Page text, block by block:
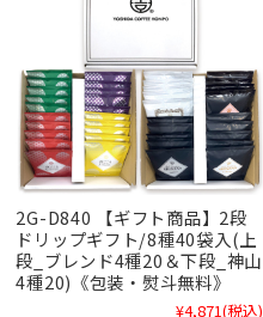
2G-D840 【ギフト商品】2段
ドリップギフト/8種40袋入(上
段_ブレンド4種20＆下段_神山
4種20)《包装・熨斗無料》
¥4,871(税込)